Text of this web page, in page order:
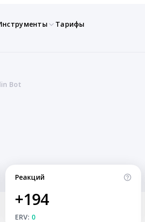
Тарифы
Bot
Реакций
+194
ERV: 0